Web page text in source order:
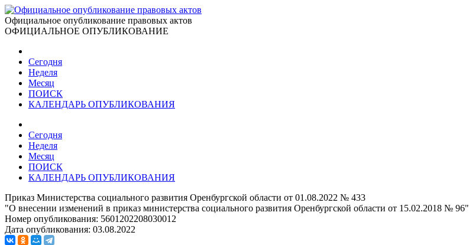
Официальное опубликование правовых актов
ОФИЦИАЛЬНОЕ ОПУБЛИКОВАНИЕ
Сегодня
Неделя
Месяц
ПОИСК
КАЛЕНДАРЬ ОПУБЛИКОВАНИЯ
Сегодня
Неделя
Месяц
ПОИСК
КАЛЕНДАРЬ ОПУБЛИКОВАНИЯ
Приказ Министерства социального развития Оренбургской области от 01.08.2022 № 433
"О внесении изменений в приказ министерства социального развития Оренбургской области от 15.02.2018 № 96"
Номер опубликования: 5601202208030012
Дата опубликования: 03.08.2022